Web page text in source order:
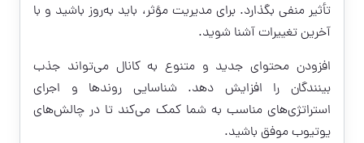
تأثیر منفی بگذارد. برای مدیریت مؤثر، باید به‌روز باشید و با
آخرین تغییرات آشنا شوید.
افزودن محتوای جدید و متنوع به کانال می‌تواند جذب
بینندگان را افزایش دهد. شناسایی روندها و اجرای
استراتژی‌های مناسب به شما کمک می‌کند تا در چالش‌های
یوتیوب موفق باشید.